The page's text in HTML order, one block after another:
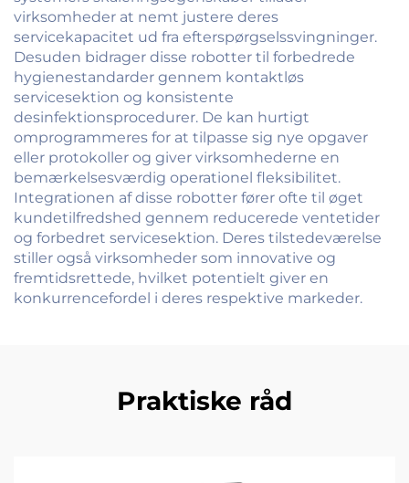
virksomheder at nemt justere deres
servicekapacitet ud fra efterspørgselssvingninger.
Desuden bidrager disse robotter til forbedrede
hygienestandarder gennem kontaktløs
servicesektion og konsistente
desinfektionsprocedurer. De kan hurtigt
omprogrammeres for at tilpasse sig nye opgaver
eller protokoller og giver virksomhederne en
bemærkelsesværdig operationel fleksibilitet.
Integrationen af disse robotter fører ofte til øget
kundetilfredshed gennem reducerede ventetider
og forbedret servicesektion. Deres tilstedeværelse
stiller også virksomheder som innovative og
fremtidsrettede, hvilket potentielt giver en
konkurrencefordel i deres respektive markeder.
Praktiske råd